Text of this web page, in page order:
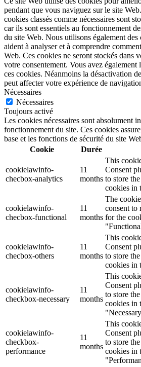
pendant que vous naviguez sur le site
cookies classés comme nécessaires sont
car ils sont essentiels au fonctionnement
du site Web. Nous utilisons également
aident à analyser et à comprendre
Web. Ces cookies ne seront stockés dans
votre consentement. Vous avez également
ces cookies. Néanmoins la désactivation
peut affecter votre expérience de
Nécessaires
Nécessaires
Toujours activé
Les cookies nécessaires sont absolument
fonctionnement du site. Ces cookies
base et les fonctions de sécurité du site
Cookie
Durée
cookielawinfo-
checbox-analytics
11
months
This
Consent
to store
cookies in
cookielawinfo-
checbox-functional
11
months
The
consent to
for the
cookielawinfo-
checbox-others
11
months
This
Consent
to store
cookies in
cookielawinfo-
checkbox-necessary
11
months
This
Consent
to store
cookies in
cookielawinfo-
checkbox-
performance
11
months
This
Consent
to store
cookies in